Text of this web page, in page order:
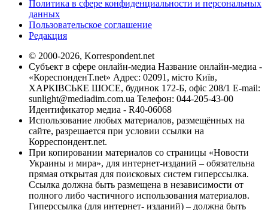
Политика в сфере конфиденциальности и персональных
данных
Пользовательское соглашение
Редакция
© 2000-2026, Korrespondent.net
Субъект в сфере онлайн-медиа Название онлайн-медиа -
«КореспонденТ.net» Адрес: 02091, місто Київ,
ХАРКІВСЬКЕ ШОСЕ, будинок 172-Б, офіс 208/1 E-mail:
sunlight@mediadim.com.ua Телефон: 044-205-43-00
Идентификатор медиа - R40-06068
Использование любых материалов, размещённых на
сайте, разрешается при условии ссылки на
Корреспондент.net.
При копировании материалов со страницы «Новости
Украины и мира», для интернет-изданий – обязательна
прямая открытая для поисковых систем гиперссылка.
Ссылка должна быть размещена в независимости от
полного либо частичного использования материалов.
Гиперссылка (для интернет- изданий) – должна быть